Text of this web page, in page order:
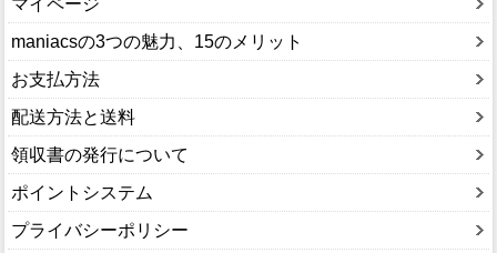
マイページ
maniacsの3つの魅力、15のメリット
お支払方法
配送方法と送料
領収書の発行について
ポイントシステム
プライバシーポリシー